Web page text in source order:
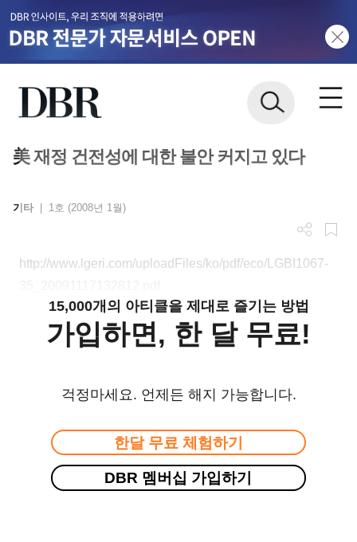
美 재정 건전성에 대한 불안 커지고 있다
기타 1호 (2008년 1월)
http://www.lgeri.com/uploadFiles/ko/pdf/eco/LGBI1067-
15,000개의 아티클을 제대로 즐기는 방법
가입하면, 한 달 무료!
걱정마세요. 언제든 해지 가능합니다.
한달 무료 체험하기
DBR 멤버십 가입하기